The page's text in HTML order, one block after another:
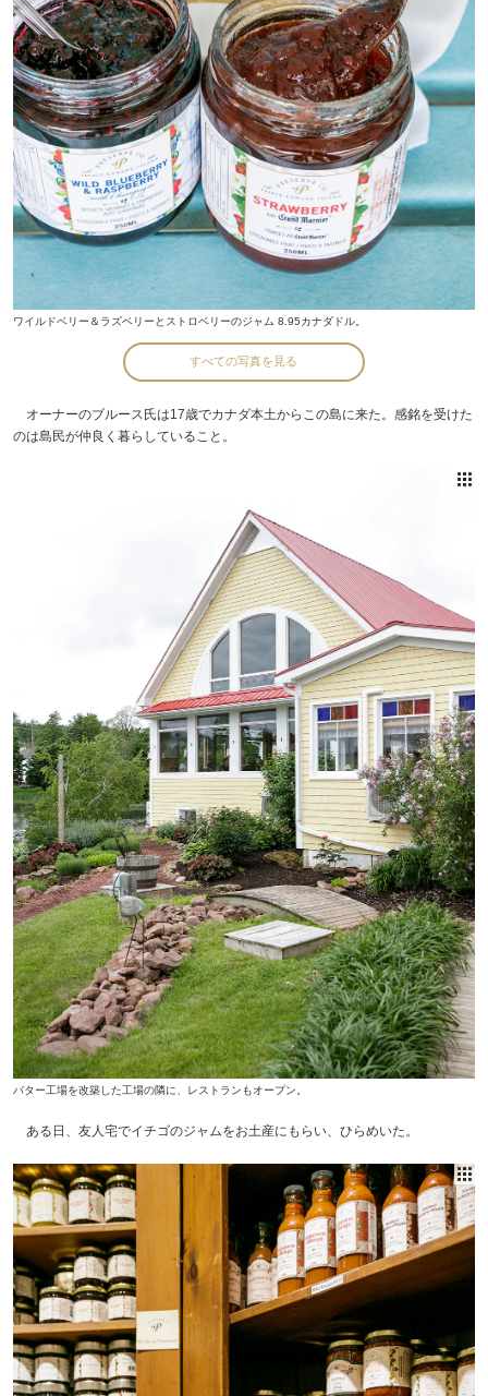
ワイルドベリー＆ラズベリーとストロベリーのジャム 8.95カナダドル。
すべての写真を見る
オーナーのブルース氏は17歳でカナダ本土からこの島に来た。感銘を受けた
のは島民が仲良く暮らしていること。
バター工場を改築した工場の隣に、レストランもオープン。
ある日、友人宅でイチゴのジャムをお土産にもらい、ひらめいた。